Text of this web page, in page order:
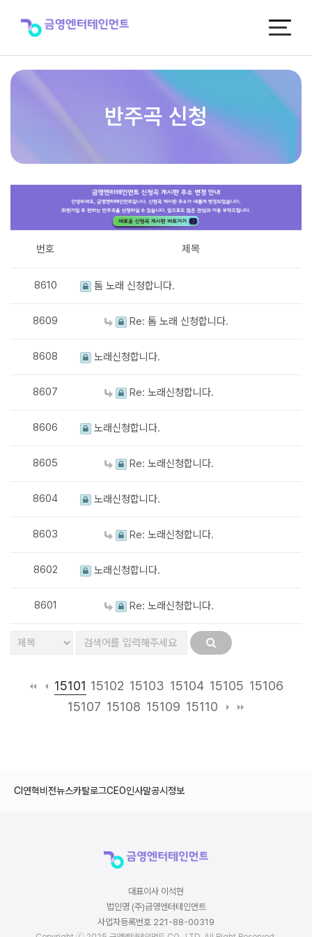
반주곡 신청
번호 제목
8610 톰 노래 신청합니다.
8609 Re: 톰 노래 신청합니다.
8608 노래신청합니다.
8607 Re: 노래신청합니다.
8606 노래신청합니다.
8605 Re: 노래신청합니다.
8604 노래신청합니다.
8603 Re: 노래신청합니다.
8602 노래신청합니다.
8601 Re: 노래신청합니다.
15101 15102 15103 15104 15105 15106
15107 15108 15109 15110
CI 연혁비전뉴스카탈로그CEO인사말공시정보
대표이사 이석현
법인명 (주)금영엔터테인먼트
사업자등록번호 221-88-00319